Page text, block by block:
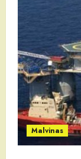
Malvinas